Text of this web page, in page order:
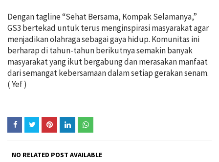
Dengan tagline “Sehat Bersama, Kompak Selamanya,”
GS3 bertekad untuk terus menginspirasi masyarakat agar
menjadikan olahraga sebagai gaya hidup. Komunitas ini
berharap di tahun-tahun berikutnya semakin banyak
masyarakat yang ikut bergabung dan merasakan manfaat
dari semangat kebersamaan dalam setiap gerakan senam.
( Yef )
NO RELATED POST AVAILABLE